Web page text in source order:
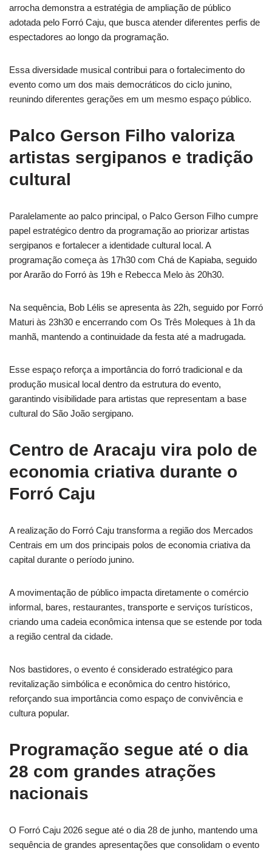
arrocha demonstra a estratégia de ampliação de público
adotada pelo Forró Caju, que busca atender diferentes perfis de
espectadores ao longo da programação.
Essa diversidade musical contribui para o fortalecimento do
evento como um dos mais democráticos do ciclo junino,
reunindo diferentes gerações em um mesmo espaço público.
Palco Gerson Filho valoriza
artistas sergipanos e tradição
cultural
Paralelamente ao palco principal, o Palco Gerson Filho cumpre
papel estratégico dentro da programação ao priorizar artistas
sergipanos e fortalecer a identidade cultural local. A
programação começa às 17h30 com Chá de Kapiaba, seguido
por Ararão do Forró às 19h e Rebecca Melo às 20h30.
Na sequência, Bob Lélis se apresenta às 22h, seguido por Forró
Maturi às 23h30 e encerrando com Os Três Moleques à 1h da
manhã, mantendo a continuidade da festa até a madrugada.
Esse espaço reforça a importância do forró tradicional e da
produção musical local dentro da estrutura do evento,
garantindo visibilidade para artistas que representam a base
cultural do São João sergipano.
Centro de Aracaju vira polo de
economia criativa durante o
Forró Caju
A realização do Forró Caju transforma a região dos Mercados
Centrais em um dos principais polos de economia criativa da
capital durante o período junino.
A movimentação de público impacta diretamente o comércio
informal, bares, restaurantes, transporte e serviços turísticos,
criando uma cadeia econômica intensa que se estende por toda
a região central da cidade.
Nos bastidores, o evento é considerado estratégico para
revitalização simbólica e econômica do centro histórico,
reforçando sua importância como espaço de convivência e
cultura popular.
Programação segue até o dia
28 com grandes atrações
nacionais
O Forró Caju 2026 segue até o dia 28 de junho, mantendo uma
sequência de grandes apresentações que consolidam o evento